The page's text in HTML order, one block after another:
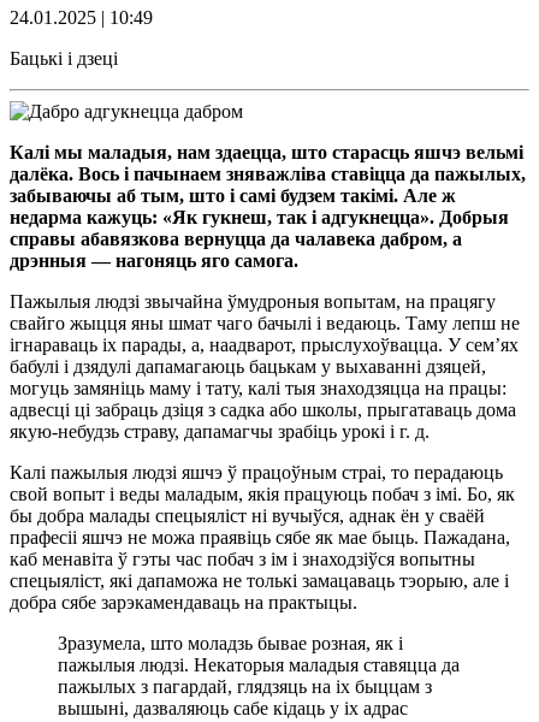
24.01.2025 | 10:49
Бацькі і дзеці
Калі мы маладыя, нам здаецца, што старасць яшчэ вельмі
далёка. Вось і пачынаем зняважліва ставіцца да пажылых,
забываючы аб тым, што і самі будзем такімі. Але ж
недарма кажуць: «Як гукнеш, так і адгукнецца». Добрыя
справы абавязкова вернуцца да чалавека дабром, а
дрэнныя — нагоняць яго самога.
Пажылыя людзі звычайна ўмудроныя вопытам, на працягу
свайго жыцця яны шмат чаго бачылі і ведаюць. Таму лепш не
ігнараваць іх парады, а, наадварот, прыслухоўвацца. У сем’ях
бабулі і дзядулі дапамагаюць бацькам у выхаванні дзяцей,
могуць замяніць маму і тату, калі тыя знаходзяцца на працы:
адвесці ці забраць дзіця з садка або школы, прыгатаваць дома
якую-небудзь страву, дапамагчы зрабіць урокі і г. д.
Калі пажылыя людзі яшчэ ў працоўным страі, то перадаюць
свой вопыт і веды маладым, якія працуюць побач з імі. Бо, як
бы добра малады спецыяліст ні вучыўся, аднак ён у сваёй
прафесіі яшчэ не можа праявіць сябе як мае быць. Пажадана,
каб менавіта ў гэты час побач з ім і знаходзіўся вопытны
спецыяліст, які дапаможа не толькі замацаваць тэорыю, але і
добра сябе зарэкамендаваць на практыцы.
Зразумела, што моладзь бывае розная, як і
пажылыя людзі. Некаторыя маладыя ставяцца да
пажылых з пагардай, глядзяць на іх быццам з
вышыні, дазваляюць сабе кідаць у іх адрас